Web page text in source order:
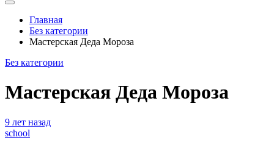
Главная
Без категории
Мастерская Деда Мороза
Без категории
Мастерская Деда Мороза
9 лет назад
school